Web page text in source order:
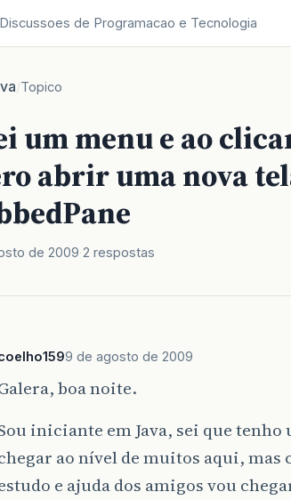
Discussoes de Programacao e Tecnologia
/Topico
um menu e ao
abrir uma nova
de 2009 2 respostas
9 de agosto de 2009
boa noite.
iniciante em Java, sei que
ao nível de muitos aqui,
e ajuda dos amigos vou